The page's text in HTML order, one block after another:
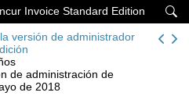

Invoice Standard Edition
versión de administrador
de administración de
de 2018